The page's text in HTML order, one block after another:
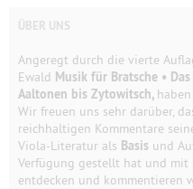
ÜBER UNS
Angeregt durch die vierte
Ewald Musik für Bratsche •
Aaltonen bis Zytowitsch,
Wir freuen uns sehr darüber,
reichhaltigen Kommentare
Viola-Literatur als Basis und
Verfügung gestellt hat und mit
entdecken und kommentieren